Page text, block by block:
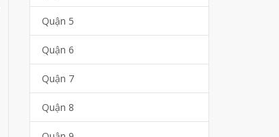
Quận 5
Quận 6
Quận 7
Quận 8